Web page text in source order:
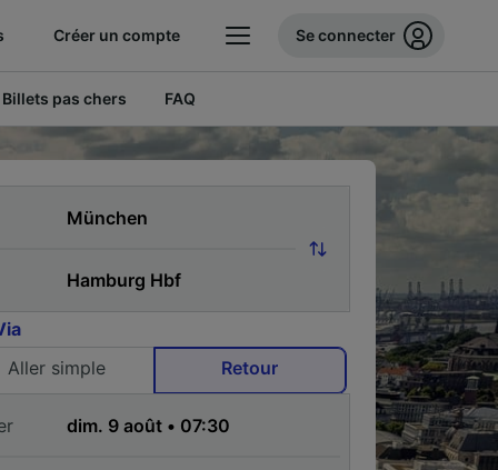
Créer un compte Se connecter
Billets pas chers FAQ
Aller simple
Retour